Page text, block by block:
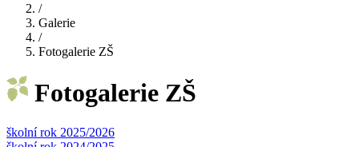
/
Galerie
/
Fotogalerie ZŠ
Fotogalerie ZŠ
školní rok 2025/2026